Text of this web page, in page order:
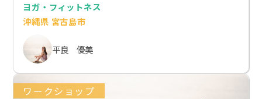
ヨガ・フィットネス
沖縄県 宮古島市
平良 優美
ワークショップ